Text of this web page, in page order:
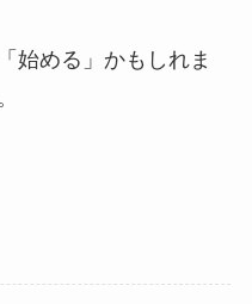
始める」かもしれま